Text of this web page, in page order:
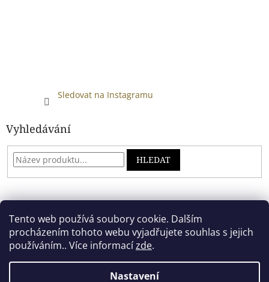
Tento web používá soubory cookie. Dalším
procházením tohoto webu vyjadřujete souhlas s jejich
používáním.. Více informacízde.
Nastavení
Sledovat na Instagramu
Vyhledávání
HLEDAT
Vytvořil Shoptet